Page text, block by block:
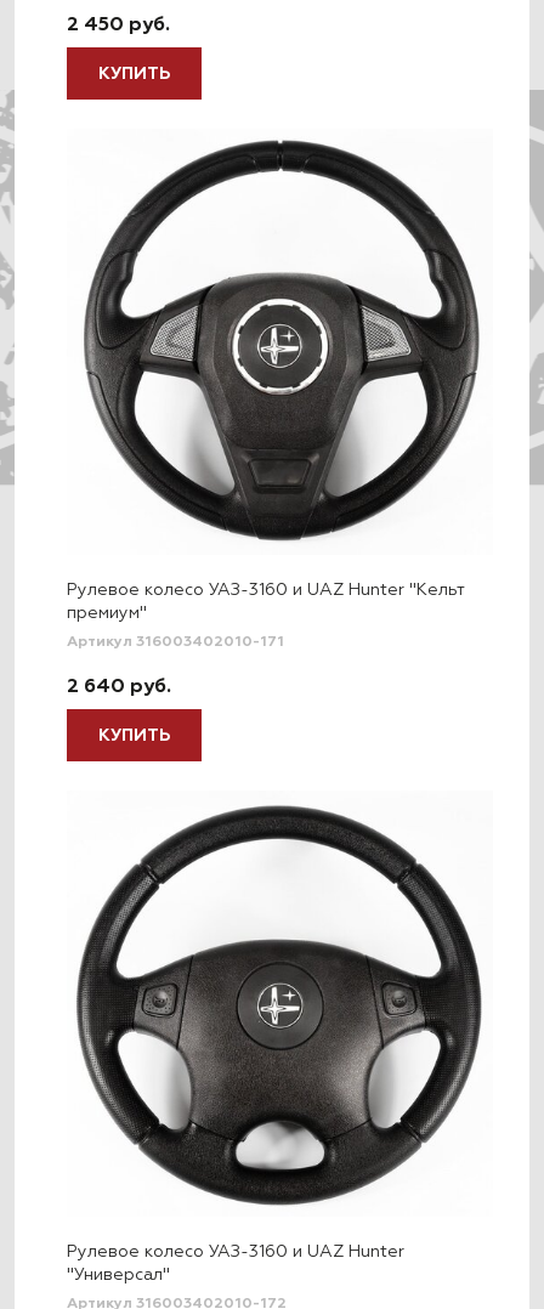
2 450 руб.
КУПИТЬ
Рулевое колесо УАЗ-3160 и UAZ Hunter "Кельт
премиум"
Артикул 316003402010-171
2 640 руб.
КУПИТЬ
Рулевое колесо УАЗ-3160 и UAZ Hunter
"Универсал"
Артикул 316003402010-172